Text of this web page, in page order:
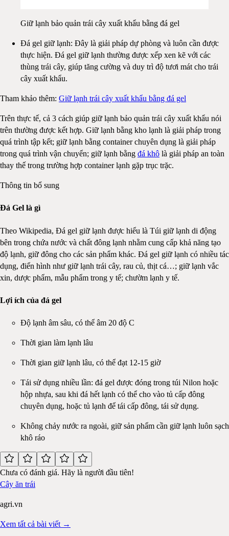
Giữ lạnh bảo quản trái cây xuất khẩu bằng đá gel
Đá gel giữ lạnh: Đây là giải pháp dự phòng và luôn cần được
thực hiện. Đá gel giữ lạnh thường được xếp xen kẽ với các
thùng trái cây, giúp tăng cường và duy trì độ tươi mát cho trái
cây xuất khẩu.
Tham khảo thêm: Giữ lạnh trái cây xuất khẩu bằng đá gel
Trên thực tế, cả 3 cách giúp giữ lạnh bảo quản trái cây xuất khẩu nói
trên thường được kết hợp. Giữ lạnh bằng kho lạnh là giải pháp trong
quá trình tập kết; giữ lạnh bằng container chuyên dụng là giải pháp
trong quá trình vận chuyển; giữ lạnh bằng đá khô là giải pháp an toàn
thay thế trong trường hợp container lạnh gặp trục trặc.
Thông tin bổ sung
Đá Gel là gì
Theo Wikipedia, Đá gel giữ lạnh được hiểu là Túi giữ lạnh di động
bên trong chứa nước và chất đông lạnh nhằm cung cấp khả năng tạo
độ lạnh, giữ đông cho các sản phẩm khác. Đá gel giữ lạnh có nhiều tác
dụng, điển hình như giữ lạnh trái cây, rau củ, thịt cá…; giữ lạnh vắc
xin, dược phẩm, mẫu phẩm trong y tế; chườm lạnh y tế.
Lợi ích của đá gel
Độ lạnh âm sâu, có thể âm 20 độ C
Thời gian làm lạnh lâu
Thời gian giữ lạnh lâu, có thể đạt 12-15 giờ
Tái sử dụng nhiều lần: đá gel được đóng trong túi Nilon hoặc
hộp nhựa, sau khi đá hết lạnh có thể cho vào tủ cấp đông
chuyên dụng, hoặc tủ lạnh để tái cấp đông, tái sử dụng.
Không chảy nước ra ngoài, giữ sản phẩm cần giữ lạnh luôn sạch
khô ráo
Chưa có đánh giá. Hãy là người đầu tiên!
Cây ăn trái
agri.vn
Xem tất cả bài viết →